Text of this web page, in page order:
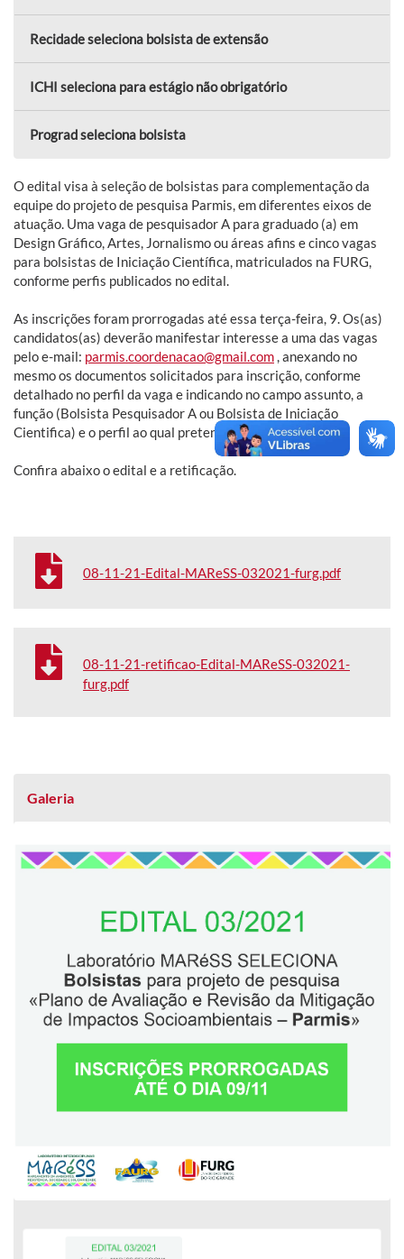
Recidade seleciona bolsista de extensão
ICHI seleciona para estágio não obrigatório
Prograd seleciona bolsista
O edital visa à seleção de bolsistas para complementação da
equipe do projeto de pesquisa Parmis, em diferentes eixos de
atuação. Uma vaga de pesquisador A para graduado (a) em
Design Gráfico, Artes, Jornalismo ou áreas afins e cinco vagas
para bolsistas de Iniciação Científica, matriculados na FURG,
conforme perfis publicados no edital.
As inscrições foram prorrogadas até essa terça-feira, 9. Os(as)
candidatos(as) deverão manifestar interesse a uma das vagas
pelo e-mail: parmis.coordenacao@gmail.com , anexando no
mesmo os documentos solicitados para inscrição, conforme
detalhado no perfil da vaga e indicando no campo assunto, a
função (Bolsista Pesquisador A ou Bolsista de Iniciação
Cientifica) e o perfil ao qual pretende concorrer.
Confira abaixo o edital e a retificação.
08-11-21-Edital-MAReSS-032021-furg.pdf
08-11-21-retificao-Edital-MAReSS-032021-
furg.pdf
Galeria